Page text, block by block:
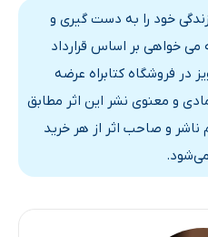
خود را به دست گیری و
خواهی بر اساس قرارداد
در فروشگاه کتابراه عرضه
و معنوی نشر این اثر مطابق
ناشر و صاحب اثر از هر خرید